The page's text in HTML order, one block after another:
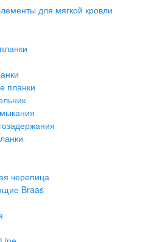
для мягкой кровли
планки
черепица
Braas